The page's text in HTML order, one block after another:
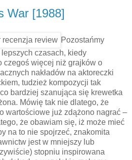
War [1988]
Pozostańmy
czasach, kiedy
czegoś więcej niż grajków o
nakładów na aktoreczki
tudzież kompozycji tak
bardziej szanująca się krewetka
Mówię tak nie dlatego, że
wartościowe już zdążono nagrać –
że obawiam się, iż może mieć
na to nie spojrzeć, znakomita
jest w mniejszy lub
stopniu inspirowana